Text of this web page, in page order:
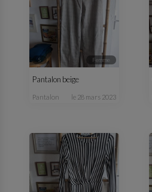
S femme
Pantalon beige
pantalon le 28 mars 2023